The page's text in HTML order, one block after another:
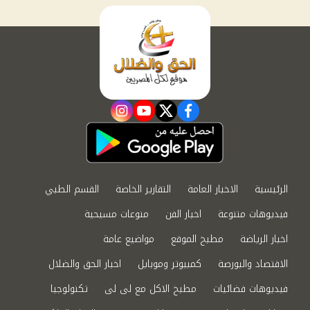
facebook
twitter
youtube
instagram
الرئيسية الاخبار العامة التقارير الخاصة
القسم الطبي
فيديوهات متنوعة
اخبار الفن
منوعات مسيحية
اخبار الرياضة
مطبخ الموقع
مواضيع عامة
الاقتصاد والبورصة
كمبيوتر وموبايل
اخبار الحق والضلال
فيديوهات فضائيات
مطبخ الاكل مع لى لى
تكنولوجيا